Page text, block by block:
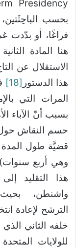
بحسب
فراغًا، أو بدّدت
هنا المادة
الاستقلال عن
هذا الدستور [18]
المرات التي
بسبب أنّ الآباء
حسم النقاش
قضيَّة طول المدة
وهي أربع
هذا التقليد
الترشح لإعادة
خلفه الثاني
للولايات